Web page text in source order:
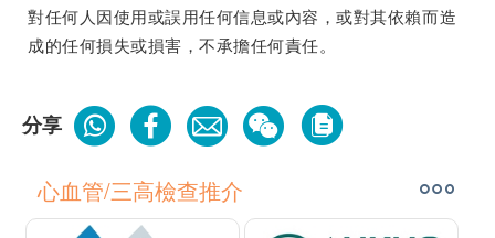
對任何人因使用或誤用任何信息或內容，或對其依賴而造
成的任何損失或損害，不承擔任何責任。
分享
心血管/三高檢查推介